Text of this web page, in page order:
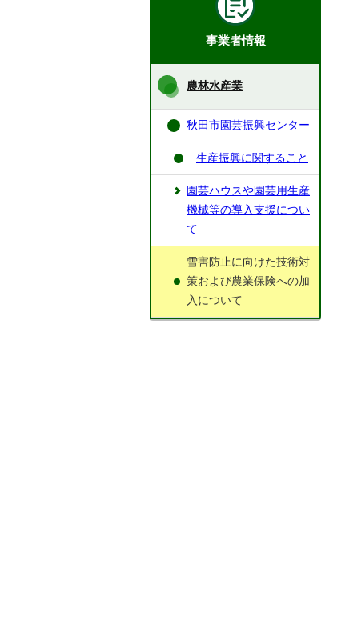
事業者情報
農林水産業
秋田市園芸振興センター
生産振興に関すること
園芸ハウスや園芸用生産
機械等の導入支援につい
て
雪害防止に向けた技術対
策および農業保険への加
入について